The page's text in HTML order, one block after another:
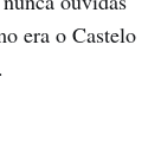
era o Castelo